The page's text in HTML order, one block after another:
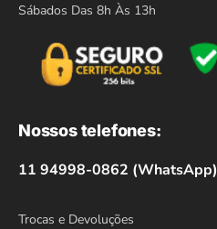
Sábados Das 8h Às 13h
Nossos telefones:
11 94998-0862 (WhatsApp)
Trocas e Devoluções